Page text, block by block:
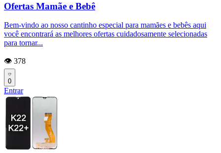
Ofertas Mamãe e Bebê
Bem-vindo ao nosso cantinho especial para mamães e bebês aqui
você encontrará as melhores ofertas cuidadosamente selecionadas
para tornar...
👁️ 378
0
Entrar